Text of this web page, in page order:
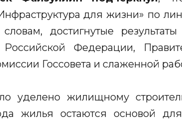
для жизни» по
достигнутые
Федерации,
Госсовета и слаженной
уделено жилищному
жилья остаются основой